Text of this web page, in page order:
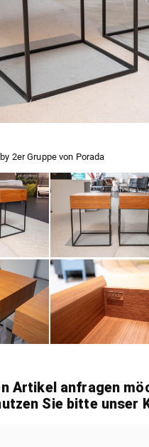
2er Gruppe von Porada
Artikel anfragen
Sie bitte unser